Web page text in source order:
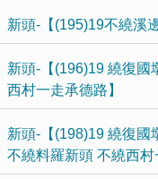
新頭-【(195)19不繞溪邊
新頭-【(196)19 繞復國
西村一走承德路】
新頭-【(198)19 繞復國
不繞料羅新頭 不繞西村